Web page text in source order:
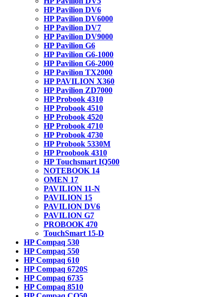
HP Pavilion DV6
HP Pavilion DV6000
HP Pavilion DV7
HP Pavilion DV9000
HP Pavilion G6
HP Pavilion G6-1000
HP Pavilion G6-2000
HP Pavilion TX2000
HP PAVILION X360
HP Pavilion ZD7000
HP Probook 4310
HP Probook 4510
HP Probook 4520
HP Probook 4710
HP Probook 4730
HP Probook 5330M
HP Proobook 4310
HP Touchsmart IQ500
NOTEBOOK 14
OMEN 17
PAVILION 11-N
PAVILION 15
PAVILION DV6
PAVILION G7
PROBOOK 470
TouchSmart 15-D
HP Compaq 530
HP Compaq 550
HP Compaq 610
HP Compaq 6720S
HP Compaq 6735
HP Compaq 8510